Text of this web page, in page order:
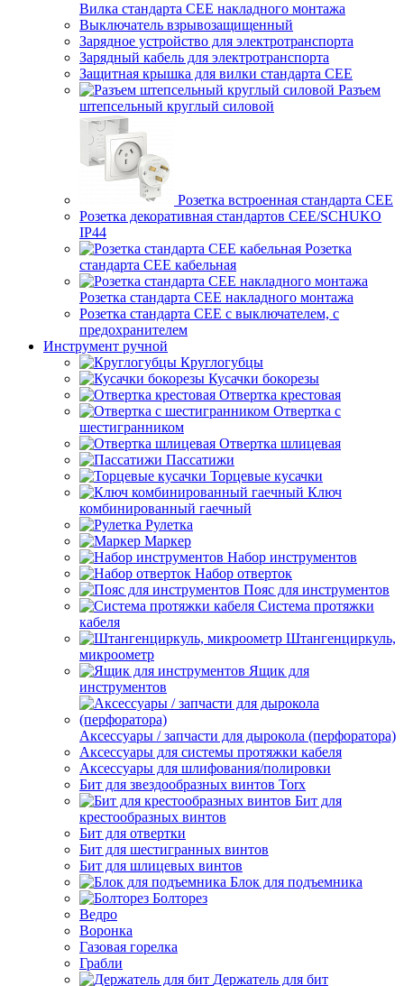
Вилка стандарта CEE накладного монтажа
Выключатель взрывозащищенный
Зарядное устройство для электротранспорта
Зарядный кабель для электротранспорта
Защитная крышка для вилки стандарта CEE
Разъем
штепсельный круглый силовой
Розетка встроенная стандарта CEE
Розетка декоративная стандартов CEE/SCHUKO
IP44
Розетка
стандарта СЕЕ кабельная
Розетка стандарта СЕЕ накладного монтажа
Розетка стандарта СЕЕ с выключателем, с
предохранителем
Инструмент ручной
Круглогубцы
Кусачки бокорезы
Отвертка крестовая
Отвертка с
шестигранником
Отвертка шлицевая
Пассатижи
Торцевые кусачки
Ключ
комбинированный гаечный
Рулетка
Маркер
Набор инструментов
Набор отверток
Пояс для инструментов
Система протяжки
кабеля
Штангенциркуль,
микроометр
Ящик для
инструментов
Аксессуары / запчасти для дырокола (перфоратора)
Аксессуары для системы протяжки кабеля
Аксессуары для шлифования/полировки
Бит для звездообразных винтов Torx
Бит для
крестообразных винтов
Бит для отвертки
Бит для шестигранных винтов
Бит для шлицевых винтов
Блок для подъемника
Болторез
Ведро
Воронка
Газовая горелка
Грабли
Держатель для бит